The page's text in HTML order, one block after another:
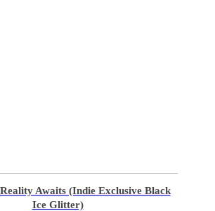
Reality Awaits (Indie Exclusive Black
Ice Glitter)